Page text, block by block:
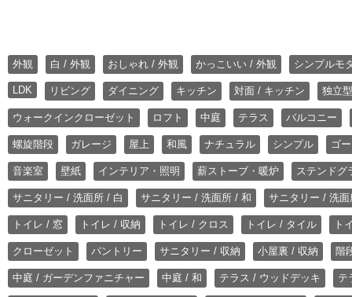
外観 白 / 外観 おしゃれ / 外観 かっこいい / 外観 シンプルモ
LDK リビング ダイニング キッチン 対面 / キッチン 独立
ウォークインクローゼット ロフト 中庭 テラス バルコニー
螺旋階段 ガレージ 屋上 和風 ナチュラル シンプル ゴ
音楽室 壁紙 インテリア・照明 薪ストーブ・暖炉 ステンドグ
サニタリー / 洗面所 / 白 サニタリー / 洗面所 / 和 サニタリー / 洗
トイレ / 窓 トイレ / 収納 トイレ / クロス トイレ / タイル ト
クローゼット パントリー サニタリー / 収納 小屋裏 / 収納 階
中庭 / ガーデンファニチャー 中庭 / 和 テラス / ウッドデッキ テ